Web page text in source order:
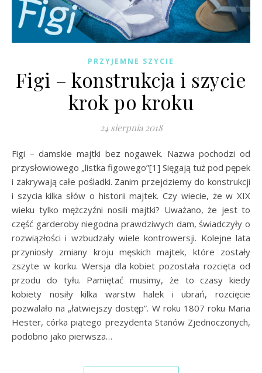
PRZYJEMNE SZYCIE
Figi – konstrukcja i szycie
krok po kroku
24 sierpnia 2018
Figi – damskie majtki bez nogawek. Nazwa pochodzi od
przysłowiowego „listka figowego”[1] Sięgają tuż pod pępek
i zakrywają całe pośladki. Zanim przejdziemy do konstrukcji
i szycia kilka słów o historii majtek. Czy wiecie, że w XIX
wieku tylko mężczyźni nosili majtki? Uważano, że jest to
część garderoby niegodna prawdziwych dam, świadczyły o
rozwiązłości i wzbudzały wiele kontrowersji. Kolejne lata
przyniosły zmiany kroju męskich majtek, które zostały
zszyte w korku. Wersja dla kobiet pozostała rozcięta od
przodu do tyłu. Pamiętać musimy, że to czasy kiedy
kobiety nosiły kilka warstw halek i ubrań, rozcięcie
pozwalało na „łatwiejszy dostęp”. W roku 1807 roku Maria
Hester, córka piątego prezydenta Stanów Zjednoczonych,
podobno jako pierwsza…